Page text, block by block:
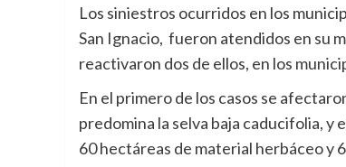
Los siniestros ocurridos en los
San Ignacio, fueron atendidos en su
reactivaron dos de ellos, en los
En el primero de los casos se
predomina la selva baja caducifolia,
60 hectáreas de material herbáceo y